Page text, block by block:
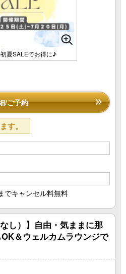
夏SALEでお得に♪
/ご予約
す。
でキャンセル料無料
し）】自由・気ままに那
＆ウェルカムラウンジで